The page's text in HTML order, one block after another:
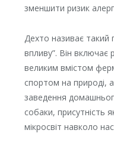
зменшити ризик
Дехто називає такий
впливу”. Він включає
великим вмістом
спортом на природі,
заведення
собаки, присутність
мікросвіт навколо